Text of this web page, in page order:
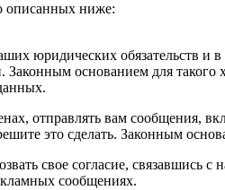
описанных ниже:
юридических обязательств и
основанием для такого
отправлять вам сообщения,
это сделать. Законным
свое согласие, связавшись
сообщениях.